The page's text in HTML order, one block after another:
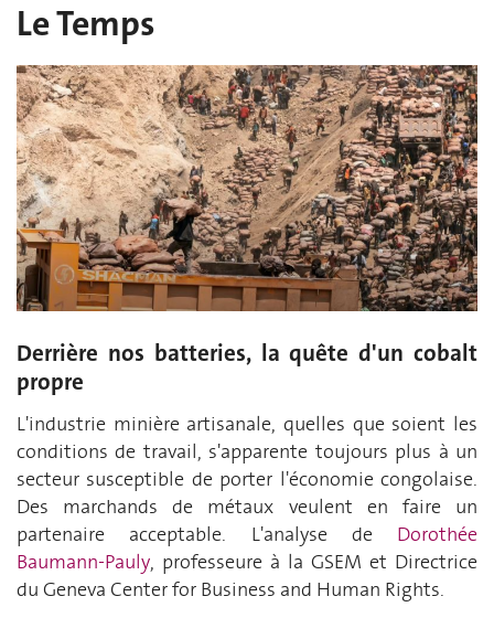
Le Temps
Derrière nos batteries, la quête d'un cobalt
propre
L'industrie minière artisanale, quelles que soient les
conditions de travail, s'apparente toujours plus à un
secteur susceptible de porter l'économie congolaise.
Des marchands de métaux veulent en faire un
partenaire acceptable. L'analyse de Dorothée
Baumann-Pauly, professeure à la GSEM et Directrice
du Geneva Center for Business and Human Rights.